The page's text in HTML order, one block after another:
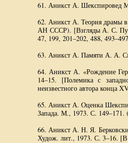
61. Аникст А. Шекспировед
62. Аникст А. Теория драмы
АН СССР). [ВзглядыА. С.
47, 199, 201–202, 488,
63. Аникст А. Памяти А. А.
64. Аникст А. «Рождение
14–15. [Полемика с
неизвестного автора конца
65. Аникст А. Оценка
Запада. М., 1973. С. 149–171.
66. Аникст А.Н. Я.
Худож. лит., 1973. С. 3–16. [В